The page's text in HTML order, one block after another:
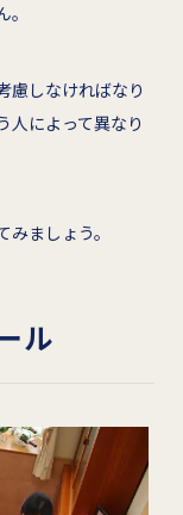
慮しなければなり
人によって異なり
ましょう。
ル